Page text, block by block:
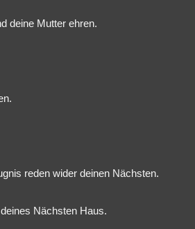
deine Mutter ehren.
reden wider deinen Nächsten.
Nächsten Haus.